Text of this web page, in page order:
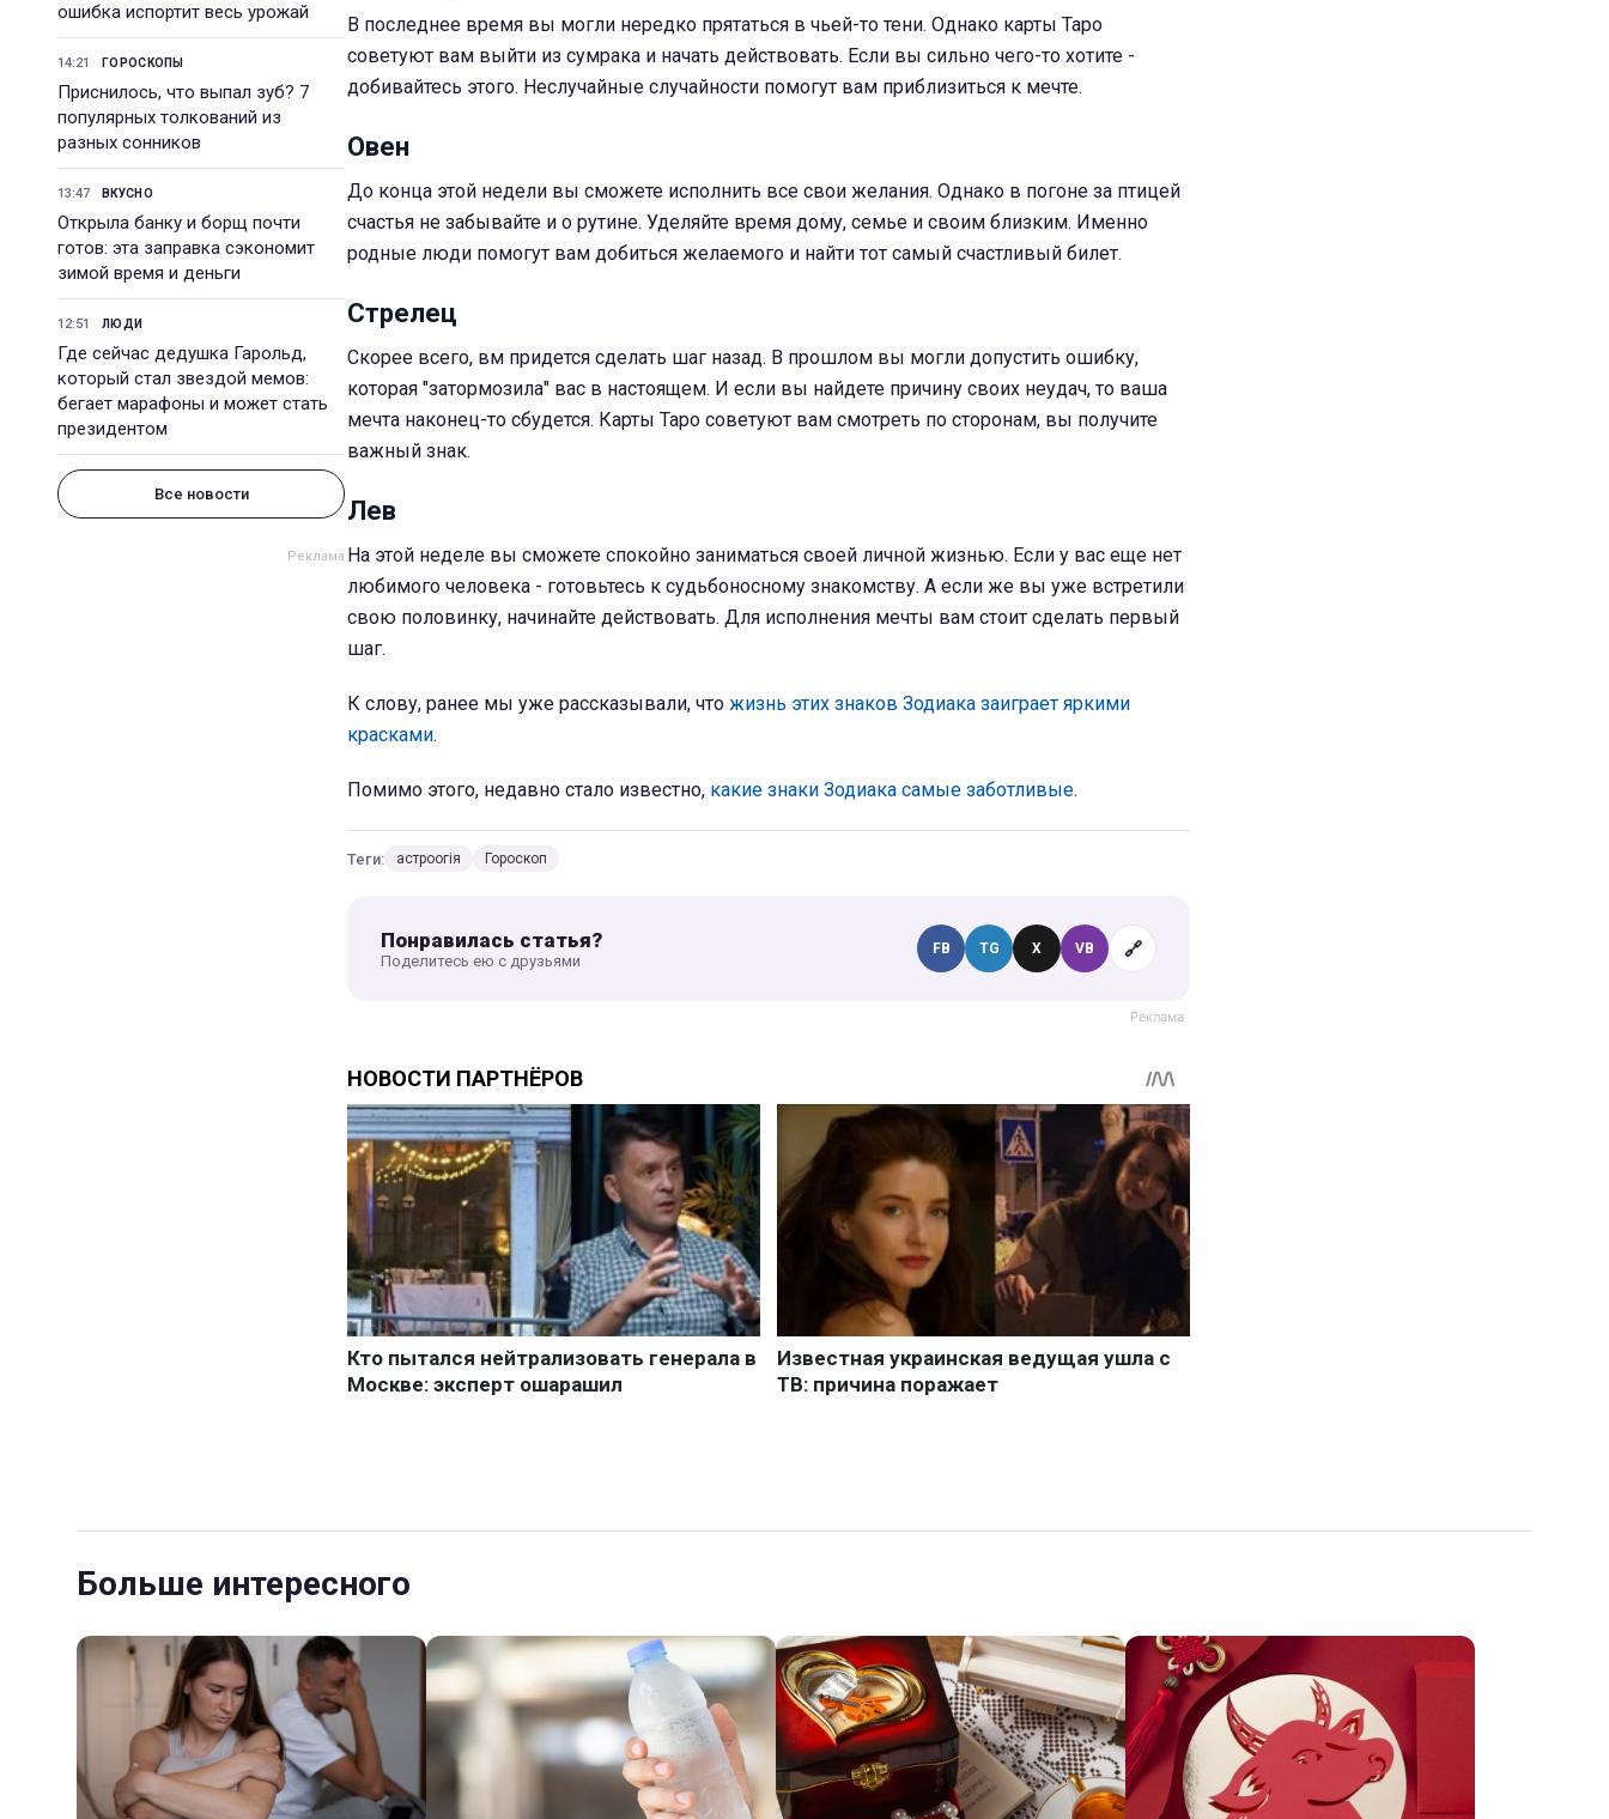
ошибка испортит весь урожай
14:21 ГОРОСКОПЫ
Приснилось, что выпал зуб? 7
популярных толкований из
разных сонников
13:47 ВКУСНО
Открыла банку и борщ почти
готов: эта заправка сэкономит
зимой время и деньги
12:51 ЛЮДИ
Где сейчас дедушка Гарольд,
который стал звездой мемов:
бегает марафоны и может стать
президентом
Все новости
В последнее время вы могли нередко прятаться в чьей-то тени. Однако карты Таро
советуют вам выйти из сумрака и начать действовать. Если вы сильно чего-то хотите -
добивайтесь этого. Неслучайные случайности помогут вам приблизиться к мечте.
Овен
До конца этой недели вы сможете исполнить все свои желания. Однако в погоне за птицей
счастья не забывайте и о рутине. Уделяйте время дому, семье и своим близким. Именно
родные люди помогут вам добиться желаемого и найти тот самый счастливый билет.
Стрелец
Скорее всего, вм придется сделать шаг назад. В прошлом вы могли допустить ошибку,
которая "затормозила" вас в настоящем. И если вы найдете причину своих неудач, то ваша
мечта наконец-то сбудется. Карты Таро советуют вам смотреть по сторонам, вы получите
важный знак.
Лев
На этой неделе вы сможете спокойно заниматься своей личной жизнью. Если у вас еще нет
любимого человека - готовьтесь к судьбоносному знакомству. А если же вы уже встретили
свою половинку, начинайте действовать. Для исполнения мечты вам стоит сделать первый
шаг.
К слову, ранее мы уже рассказывали, что жизнь этих знаков Зодиака заиграет яркими
красками.
Помимо этого, недавно стало известно, какие знаки Зодиака самые заботливые.
Теги: астроогія Гороскоп
Понравилась статья?
Поделитесь ею с друзьями
FB TG X VB 🔗
Больше интересного